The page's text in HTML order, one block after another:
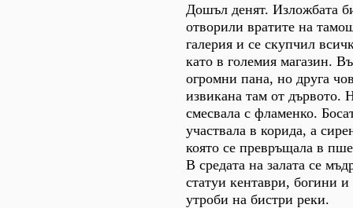
Дошъл денят. Изложбата
отворили вратите на
галерия и се скупчил
като в големия магазин.
огромни пана, но друга
извикана там от дървото.
смесвала с фламенко.
участвала в корида, а
която се превръщала в
В средата на залата се
статуи кентаври, богини
утроби на бистри реки.